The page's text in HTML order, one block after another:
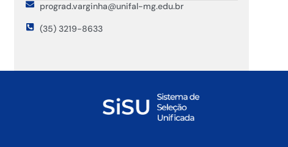
prograd.varginha@unifal-mg.edu.br
(35) 3219-8633